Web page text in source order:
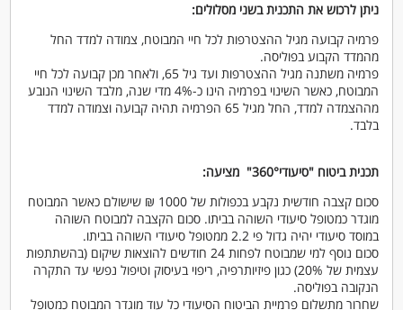
ניתן לרכוש את התכנית בשני מסלולים:
פרמיה קבועה מגיל ההצטרפות לכל חיי המבוטח, צמודה למדד החל
מהמדד הקבוע בפוליסה.
פרמיה משתנה מגיל ההצטרפות ועד גיל 65, ולאחר מכן קבועה לכל חיי
המבוטח, כאשר השינוי בפרמיה הינו כ-4% מדי שנה, מלבד השינוי הנובע
מההצמדה למדד, החל מגיל 65 הפרמיה תהיה קבועה וצמודה למדד
בלבד.
תכנית ביטוח "סיעודי360°" מציעה:
סכום קצבה חודשית נקבע בכפולות של 1000 ₪ שישולם כאשר המבוטח
מוגדר כמטופל סיעודי השוהה בביתו. סכום הקצבה למבוטח השוהה
במוסד סיעודי יהיה גדול פי 2.2 ממטופל סיעודי השוהה בביתו.
סכום נוסף למי שמבוטח לפחות 24 חודשים להוצאות שיקום (בהשתתפות
עצמית של 20%) כגון פיזיותרפיה, ריפוי בעיסוק וטיפול נפשי עד התקרה
הנקובה בפוליסה.
שחרור מתשלום פרמיית הביטוח הסיעודי כל עוד מוגדר המבוטח כמטופל